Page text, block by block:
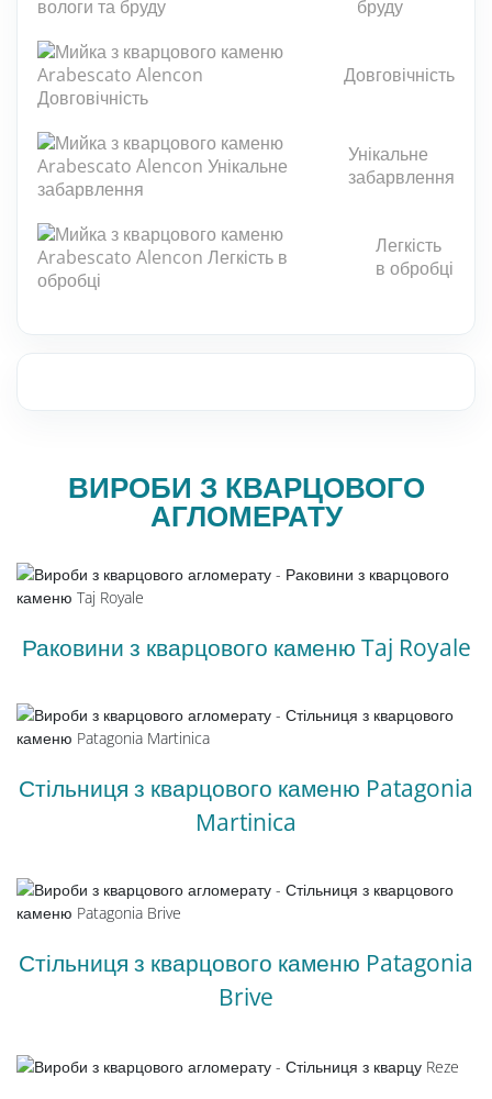
Кам'яна плитка
Плити з каменю
Підлоги і стіни з каменю
Стільниці з каменю
Фасад з каменю
Барна стійка з каменю
Натуральний камінь для басейнів
РУС
бруду
Довговічність
Унікальне
забарвлення
Легкість
в обробці
ВИРОБИ З КВАРЦОВОГО
АГЛОМЕРАТУ
Раковини з кварцового каменю Taj Royale
Стільниця з кварцового каменю Patagonia
Martinica
Стільниця з кварцового каменю Patagonia
Brive